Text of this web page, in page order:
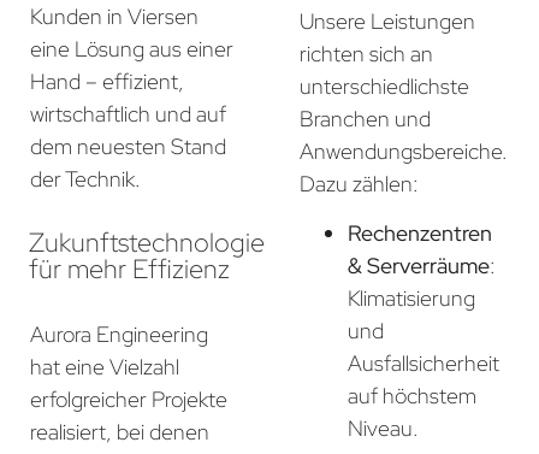
Kunden in Viersen
eine Lösung aus einer
Hand – effizient,
wirtschaftlich und auf
dem neuesten Stand
der Technik.
Zukunftstechnologie
für mehr Effizienz
Aurora Engineering
hat eine Vielzahl
erfolgreicher Projekte
realisiert, bei denen
Unsere Leistungen
richten sich an
unterschiedlichste
Branchen und
Anwendungsbereiche.
Dazu zählen:
Rechenzentren
& Serverräume:
Klimatisierung
und
Ausfallsicherheit
auf höchstem
Niveau.